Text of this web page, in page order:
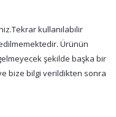
kullanılabilir
Ürünün
şekilde başka bir
bize bilgi verildikten sonra